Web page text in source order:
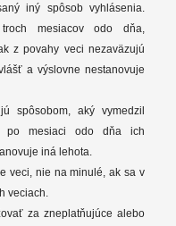
iný spôsob vyhlásenia.
mesiacov odo dňa,
z povahy veci nezaväzujú
a výslovne nestanovuje
spôsobom, aký vymedzil
po mesiaci odo dňa ich
iná lehota.
veci, nie na minulé, ak sa v
veciach.
za zneplatňujúce alebo